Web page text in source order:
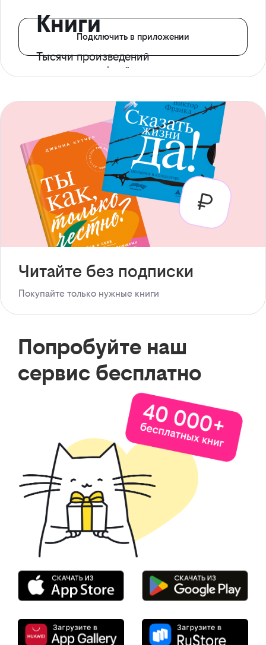
Книги
Тысячи произведений
с доступом офлайн
Подключить в приложении
Читайте без подписки
Покупайте только нужные книги
Попробуйте наш
сервис бесплатно